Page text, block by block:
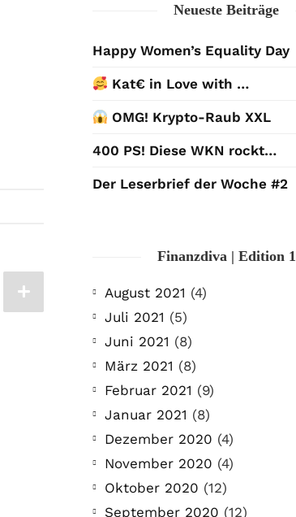
Neueste Beiträge
Happy Women’s Equality Day
Kat€ in Love with …
OMG! Krypto-Raub XXL
400 PS! Diese WKN rockt…
Der Leserbrief der Woche #2
Finanzdiva | Edition 1
August 2021 (4)
Juli 2021 (5)
Juni 2021 (8)
März 2021 (8)
Februar 2021 (9)
Januar 2021 (8)
Dezember 2020 (4)
November 2020 (4)
Oktober 2020 (12)
September 2020 (12)